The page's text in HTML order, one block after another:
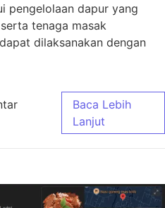
pengelolaan dapur yang
tenaga masak
dilaksanakan dengan
Jasa Masak
Baca Lebih
Lanjut